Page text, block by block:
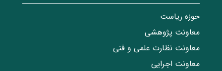
حوزه ریاست
معاونت پژوهشی
معاونت نظارت علمی و فنی
معاونت اجرایی